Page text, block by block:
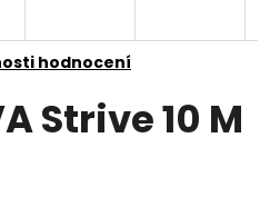
hodnocení
Strive 10 M